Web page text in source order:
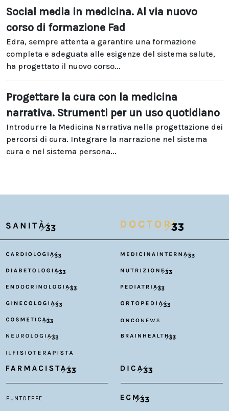
Social media in medicina. Al via nuovo
corso di formazione Fad
Edra, sempre attenta a garantire una formazione
completa e adeguata alle esigenze del sistema salute,
ha progettato il nuovo corso...
Progettare la cura con la medicina
narrativa. Strumenti per un uso quotidiano
Introdurre la Medicina Narrativa nella progettazione dei
percorsi di cura. Integrare la narrazione nel sistema
cura e nel sistema persona...